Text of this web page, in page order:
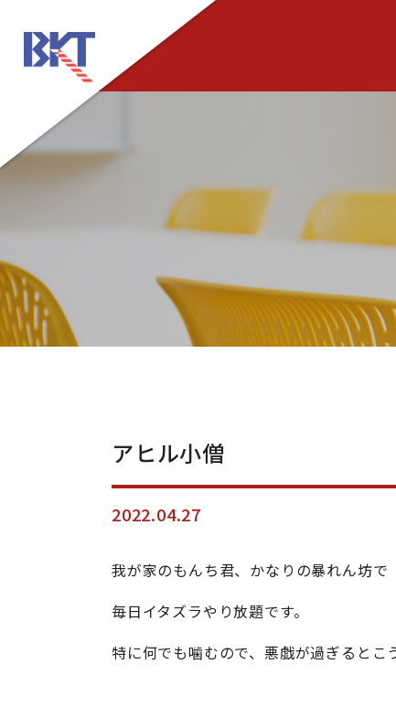
アヒル小僧
2022.04.27
我が家のもんち君、かなりの暴れん坊で
毎日イタズラやり放題です。
特に何でも噛むので、悪戯が過ぎるとこ